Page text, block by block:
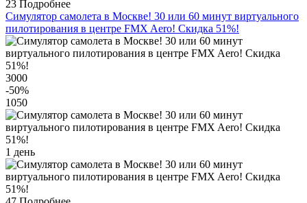
23 Подробнее
Симулятор самолета в Москве! 30 или 60 минут виртуального
пилотирования в центре FMX Aero! Скидка 51%!
3000
-50%
1050
1 день